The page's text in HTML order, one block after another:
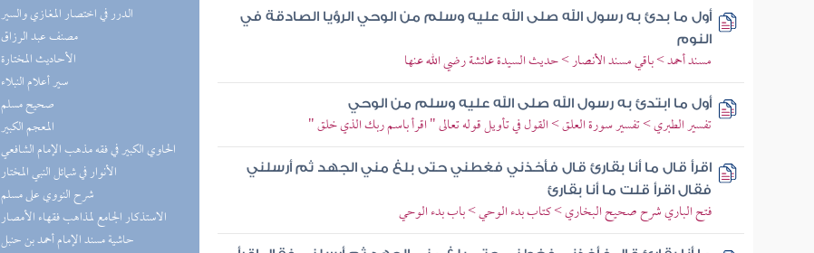
(1) الدرر في اختصار المغازي والسير
(1) مصنف عبد الرزاق
(1) الأحاديث المختارة
(1) سير أعلام النبلاء
(1) صحيح مسلم
(1) المعجم الكبير
(1) الحاوي الكبير في فقه مذهب الإمام الشافعي
(1) الأنوار في شمائل النبي المختار
(1) شرح النووي على مسلم
(1) الاستذكار الجامع لمذاهب فقهاء الأمصار
(1) حاشية مسند الإمام أحمد بن حنبل
أول ما بدئ به رسول الله صلى الله عليه وسلم من الوحي الرؤيا الصادقة في
النوم
مسند أحمد > باقي مسند الأنصار > حديث السيدة عائشة رضي الله عنها
أول ما ابتدئ به رسول الله صلى الله عليه وسلم من الوحي
تفسير الطبري > تفسير سورة العلق > القول في تأويل قوله تعالى " اقرأ باسم ربك الذي خلق "
اقرأ قال ما أنا بقارئ قال فأخذني فغطني حتى بلغ مني الجهد ثم أرسلني
فقال اقرأ قلت ما أنا بقارئ
فتح الباري شرح صحيح البخاري > كتاب بدء الوحي > باب بدء الوحي